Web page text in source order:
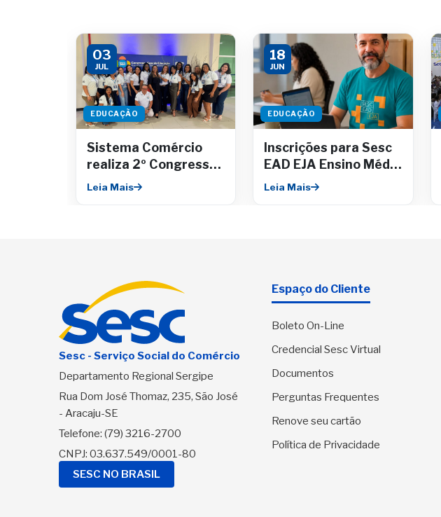
03
JUL
EDUCAÇÃO
Sistema Comércio
realiza 2º Congresso
Sesc de Educação em
Leia Mais
18
JUN
EDUCAÇÃO
Inscrições para Sesc
EAD EJA Ensino Médio
e formação técnica
Leia Mais
Sesc - Serviço Social do Comércio
Departamento Regional Sergipe
Rua Dom José Thomaz, 235, São José
- Aracaju-SE
Telefone: (79) 3216-2700
CNPJ: 03.637.549/0001-80
SESC NO BRASIL
Espaço do Cliente
Boleto On-Line
Credencial Sesc Virtual
Documentos
Perguntas Frequentes
Renove seu cartão
Política de Privacidade